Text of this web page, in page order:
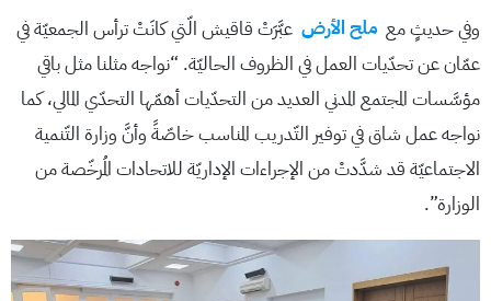
وفي حديثٍ مع ملح الأرض عبَّرَتْ قاقيش الّتي كانَتْ ترأس الجمعيّة في
عمّان عن تحدّيات العمل في الظروف الحاليّة. “نواجه مثلنا مثل باقي
مؤسَّسات المجتمع المدني العديد من التحدّيات أهمّها التحدّي المالي، كما
نواجه عمل شاق في توفير التّدريب المناسب خاصّةً وأنَّ وزارة التّنمية
الاجتماعيّة قد شدَّدتْ من الإجراءات الإداريّة للاتحادات المُرخّصة من
الوزارة”.